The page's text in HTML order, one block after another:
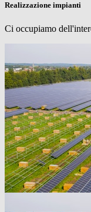
Realizzazione impianti
Ci occupiamo